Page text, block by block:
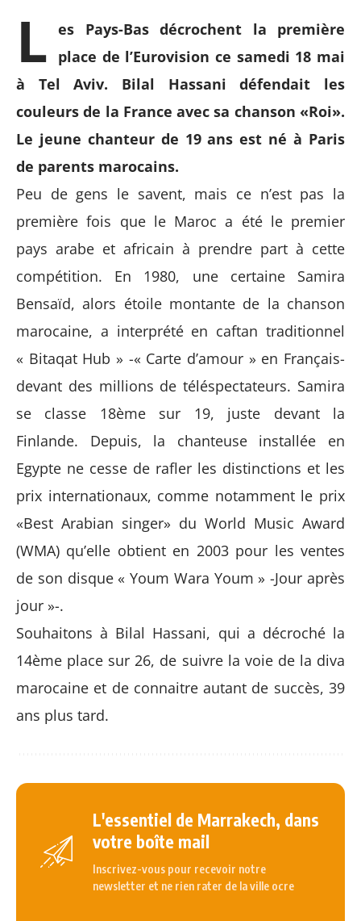
L es Pays-Bas décrochent la première
place de l’Eurovision ce samedi 18 mai
à Tel Aviv. Bilal Hassani défendait les
couleurs de la France avec sa chanson «Roi».
Le jeune chanteur de 19 ans est né à Paris
de parents marocains.
Peu de gens le savent, mais ce n’est pas la
première fois que le Maroc a été le premier
pays arabe et africain à prendre part à cette
compétition. En 1980, une certaine Samira
Bensaïd, alors étoile montante de la chanson
marocaine, a interprété en caftan traditionnel
« Bitaqat Hub » -« Carte d’amour » en Français-
devant des millions de téléspectateurs. Samira
se classe 18ème sur 19, juste devant la
Finlande. Depuis, la chanteuse installée en
Egypte ne cesse de rafler les distinctions et les
prix internationaux, comme notamment le prix
«Best Arabian singer» du World Music Award
(WMA) qu’elle obtient en 2003 pour les ventes
de son disque « Youm Wara Youm » -Jour après
jour »-.
Souhaitons à Bilal Hassani, qui a décroché la
14ème place sur 26, de suivre la voie de la diva
marocaine et de connaitre autant de succès, 39
ans plus tard.
L'essentiel de Marrakech, dans
votre boîte mail
Inscrivez-vous pour recevoir notre
newsletter et ne rien rater de la ville ocre